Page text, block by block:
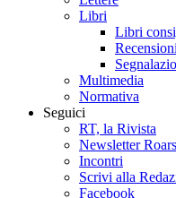
Libri
Libri
Recensioni
Multimedia
Normativa
Seguici
RT, la Rivista
Newsletter
Incontri
Scrivi alla
Facebook